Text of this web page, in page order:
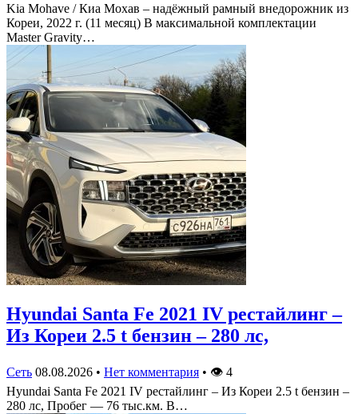
Kia Mohave / Киа Мохав – надёжный рамный внедорожник из
Кореи, 2022 г. (11 месяц) В максимальной комплектации
Master Gravity…
Hyundai Santa Fe 2021 IV рестайлинг –
Из Кореи 2.5 t бензин – 280 лс,
Сеть 08.08.2026 • Нет комментария • 👁 4
Hyundai Santa Fe 2021 IV рестайлинг – Из Кореи 2.5 t бензин –
280 лс, Пробег — 76 тыс.км. В…